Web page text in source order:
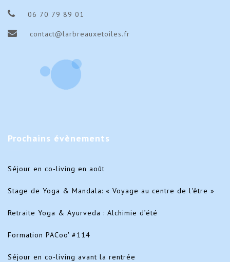
06 70 79 89 01
contact@larbreauxetoiles.fr
Prochains évènements
Séjour en co-living en août
Stage de Yoga & Mandala: « Voyage au centre de l'être »
Retraite Yoga & Ayurveda : Alchimie d’été
Formation PACoo' #114
Séjour en co-living avant la rentrée